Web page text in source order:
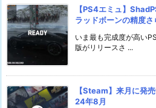
【PS4エミュ】
ラッドボーンの精度さ
いま最も完成度が高い
版がリリースさ ...
【Steam】来月に発
24年8月